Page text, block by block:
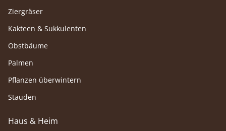
Ziergräser
Kakteen & Sukkulenten
Obstbäume
Palmen
Pflanzen überwintern
Stauden
Haus & Heim